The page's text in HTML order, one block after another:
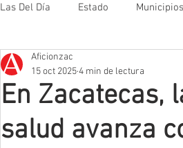
Las Del Día Estado Municipios
Que no se olvide
Mineros LNBP
En Zacatecas,
salud avanza
Aficionzac
15 oct 20254 min de lectura